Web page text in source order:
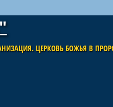
ЦЕРКОВЬ БОЖЬЯ В